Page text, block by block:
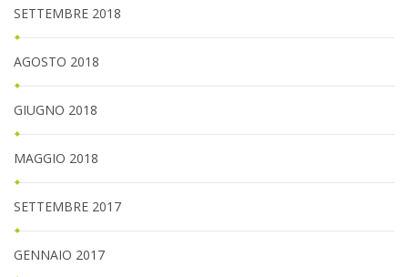
SETTEMBRE 2018
AGOSTO 2018
GIUGNO 2018
MAGGIO 2018
SETTEMBRE 2017
GENNAIO 2017